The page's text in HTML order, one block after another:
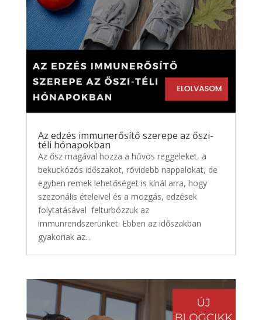
Az edzés immunerősítő szerepe az őszi-
téli hónapokban
Az ősz magával hozza a hűvös reggeleket, a
bekuckózós időszakot, rövidebb nappalokat, de
egyben remek lehetőséget is kínál arra, hogy
szezonális ételeivel és a mozgás, edzések
folytatásával felturbózzuk az
immunrendszerünket. Ebben az időszakban
gyakoriak az...